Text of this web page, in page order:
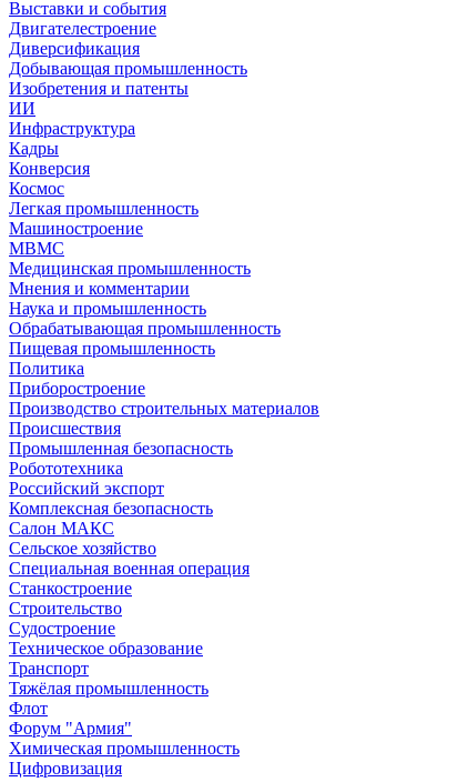
Выставки и события
Двигателестроение
Диверсификация
Добывающая промышленность
Изобретения и патенты
ИИ
Инфраструктура
Кадры
Конверсия
Космос
Легкая промышленность
Машиностроение
МВМС
Медицинская промышленность
Мнения и комментарии
Наука и промышленность
Обрабатывающая промышленность
Пищевая промышленность
Политика
Приборостроение
Производство строительных материалов
Происшествия
Промышленная безопасность
Робототехника
Российский экспорт
Комплексная безопасность
Салон МАКС
Сельское хозяйство
Специальная военная операция
Станкостроение
Строительство
Судостроение
Техническое образование
Транспорт
Тяжёлая промышленность
Флот
Форум "Армия"
Химическая промышленность
Цифровизация